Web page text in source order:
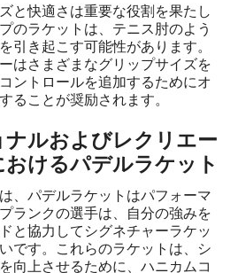
と快適さは重要な役割を果たし
のラケットは、テニス肘のよう
引き起こす可能性があります。
はさまざまなグリップサイズを
ントロールを追加するためにオ
ることが奨励されます。
ルおよびレクリエー
けるパデルラケット
、パデルラケットはパフォーマ
ランクの選手は、自分の強みを
と協力してシグネチャーラケッ
です。これらのラケットは、シ
向上させるために、ハニカムコ